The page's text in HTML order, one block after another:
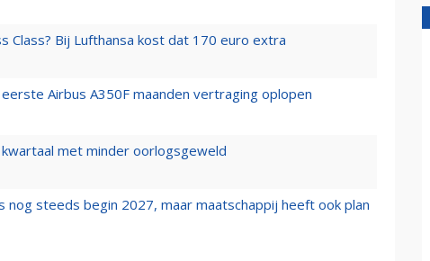
Class? Bij Lufthansa kost dat 170 euro extra
Airbus A350F maanden vertraging oplopen
met minder oorlogsgeweld
nog steeds begin 2027, maar maatschappij heeft ook plan